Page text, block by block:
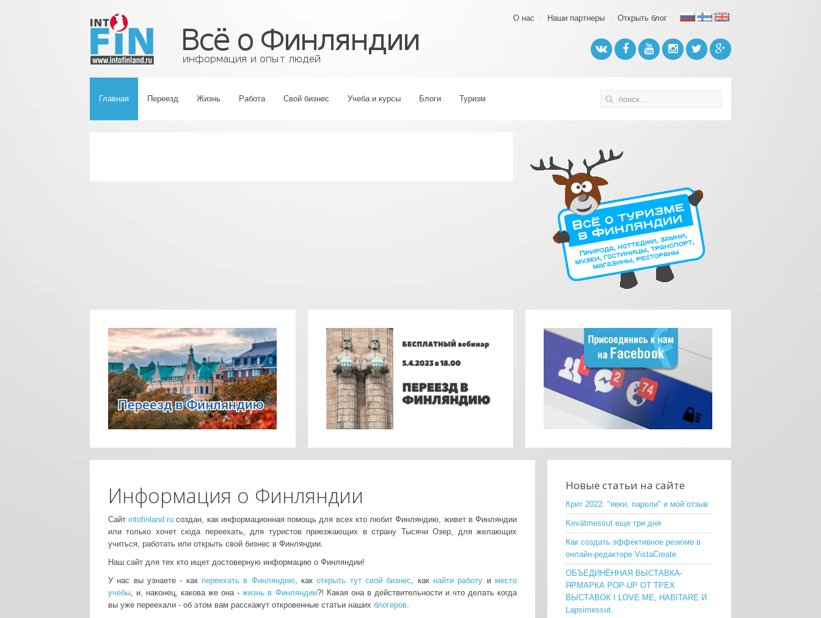
О нас Наши партнеры Открыть блог
Главная Переезд Жизнь Работа Свой бизнес Учеба и курсы Блоги Туризм
Информация о Финляндии
Сайтintofinland.ru создан, как информационная помощь для всех кто любит Финляндию, живет в Финляндии
или только хочет сюда переехать, для туристов приезжающих в страну Тысячи Озер, для желающих
учиться, работать или открыть свой бизнес в Финляндии.
Наш сайт для тех кто ищет достоверную информацию о Финляндии!
У нас вы узнаете - как переехать в Финляндию, какоткрыть тут свой бизнес, как найти работу и место
учебы, и, наконец, какова же она -жизнь в Финляндии?! Какая она в действительности и что делать когда
вы уже переехали - об этом вам расскажут откровенные статьи наших блогеров.
Новые статьи на сайте
Крит 2022: "явки, пароли" и мой отзыв
Kevätmessut еще три дня
Как создать эффективное резюме в
онлайн-редакторе VistaCreate
ОБЪЕДИНЁННАЯ ВЫСТАВКА-
ЯРМАРКА POP-UP ОТ ТРЕХ
ВЫСТАВОК I LOVE ME, HABITARE И
Lapsimessut.